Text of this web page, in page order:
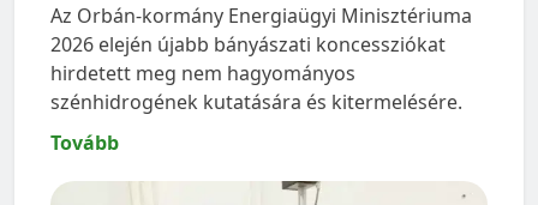
Az Orbán-kormány Energiaügyi Minisztériuma
2026 elején újabb bányászati koncessziókat
hirdetett meg nem hagyományos
szénhidrogének kutatására és kitermelésére.
Tovább